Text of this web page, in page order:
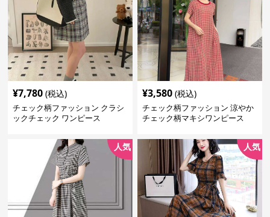
¥7,780 (税込)
チェック柄ファッション クラシ
ックチェック ワンピース
¥3,580 (税込)
チェック柄ファッション 涼やか
チェック柄マキシワンピース
人気 人気